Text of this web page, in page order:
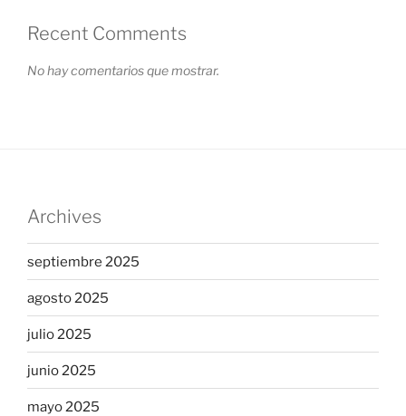
Recent Comments
No hay comentarios que mostrar.
Archives
septiembre 2025
agosto 2025
julio 2025
junio 2025
mayo 2025